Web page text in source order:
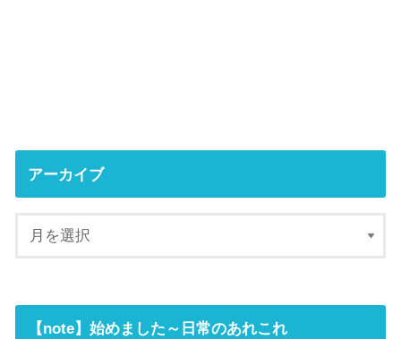
アーカイブ
【note】始めました～日常のあれこれ